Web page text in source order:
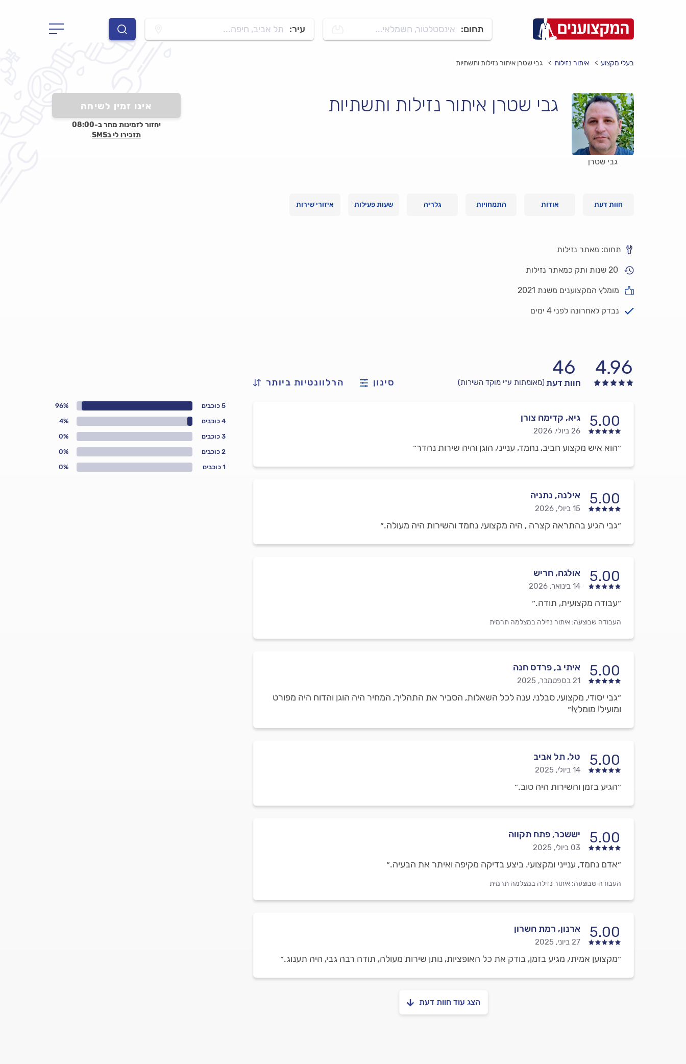
תחום: אינסטלטור, חשמלאי... עיר: תל אביב, חיפה...
בעלי מקצוע איתור נזילות גבי שטרן איתור נזילות ותשתיות
גבי שטרן
גבי שטרן איתור נזילות ותשתיות אינו זמין לשיחה
יחזור לזמינות מחר ב-08:00
תזכירו לי בSMS
חוות דעת אודות התמחויות גלריה שעות פעילות איזורי שירות
תחום: מאתר נזילות
20 שנות ותק כמאתר נזילות
מומלץ המקצוענים משנת 2021
נבדק לאחרונה לפני 4 ימים
4.96
46
חוות דעת(מאומתות ע״י מוקד השירות) סינון הרלוונטיות ביותר
1 כוכבים 0%
2 כוכבים 0%
3 כוכבים 0%
4 כוכבים 4%
5 כוכבים 96%
5.00 גיא, קדימה צורן
26 ביולי, 2026
״הוא איש מקצוע חביב, נחמד, ענייני, הוגן והיה שירות נהדר״
5.00 אילנה, נתניה
15 ביולי, 2026
״גבי הגיע בהתראה קצרה , היה מקצועי, נחמד והשירות היה מעולה.״
5.00 אולגה, חריש
14 בינואר, 2026
״עבודה מקצועית, תודה.״
העבודה שבוצעה: איתור נזילה במצלמה תרמית
5.00 איתי ב, פרדס חנה
21 בספטמבר, 2025
״גבי יסודי, מקצועי, סבלני, ענה לכל השאלות, הסביר את התהליך, המחיר היה הוגן והדוח היה מפורט
ומועיל! מומלץ!״
5.00 טל, תל אביב
14 ביולי, 2025
״הגיע בזמן והשירות היה טוב.״
5.00 יששכר, פתח תקווה
03 ביולי, 2025
״אדם נחמד, ענייני ומקצועי. ביצע בדיקה מקיפה ואיתר את הבעיה.״
העבודה שבוצעה: איתור נזילה במצלמה תרמית
5.00 ארנון, רמת השרון
27 ביוני, 2025
״מקצוען אמיתי, מגיע בזמן, בודק את כל האופציות, נותן שירות מעולה, תודה רבה גבי, היה תענוג.״
הצג עוד חוות דעת